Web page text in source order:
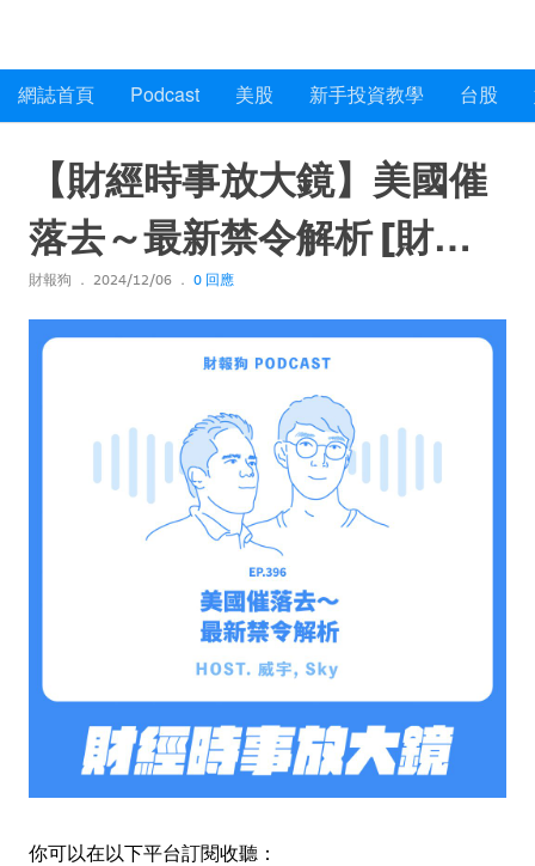
網誌首頁 Podcast 美股 新手投資教學 台股
【財經時事放大鏡】美國催
落去～最新禁令解析 [財報
狗 podcast S2E396]
財報狗 2024/12/06 0 回應
你可以在以下平台訂閱收聽：